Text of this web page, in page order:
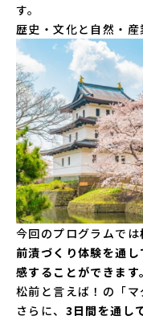
す。
歴史・文化と自然・産
今回のプログラムでは
前漬づくり体験を通
感することができます。
松前と言えば！の「マ
さらに、 3日間を通し